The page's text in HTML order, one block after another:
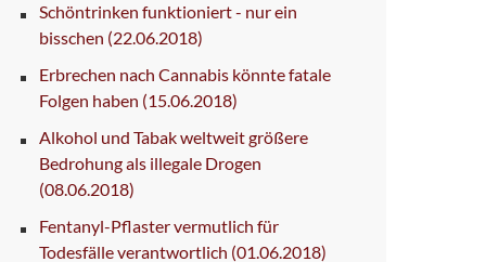
Schöntrinken funktioniert - nur ein
bisschen (22.06.2018)
Erbrechen nach Cannabis könnte fatale
Folgen haben (15.06.2018)
Alkohol und Tabak weltweit größere
Bedrohung als illegale Drogen
(08.06.2018)
Fentanyl-Pflaster vermutlich für
Todesfälle verantwortlich (01.06.2018)